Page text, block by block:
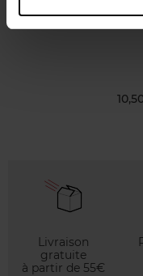
Livraison
gratuite
à partir de 55€